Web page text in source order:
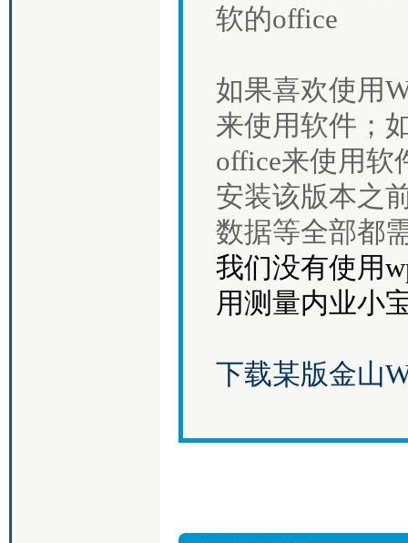
软的office
如果喜欢使用
来使用软件；
office来使用软
安装该版本之
数据等全部都
我们没有使用
用测量内业小
下载某版金山